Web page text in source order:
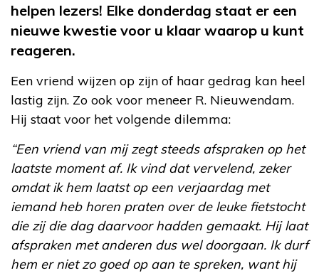
helpen lezers! Elke donderdag staat er een
nieuwe kwestie voor u klaar waarop u kunt
reageren.
Een vriend wijzen op zijn of haar gedrag kan heel
lastig zijn. Zo ook voor meneer R. Nieuwendam.
Hij staat voor het volgende dilemma:
“Een vriend van mij zegt steeds afspraken op het
laatste moment af. Ik vind dat vervelend, zeker
omdat ik hem laatst op een verjaardag met
iemand heb horen praten over de leuke fietstocht
die zij die dag daarvoor hadden gemaakt. Hij laat
afspraken met anderen dus wel doorgaan. Ik durf
hem er niet zo goed op aan te spreken, want hij